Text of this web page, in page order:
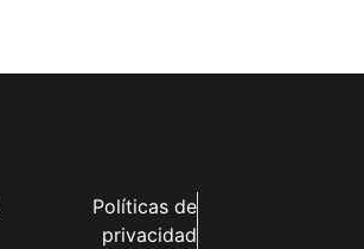
Políticas de
privacidad